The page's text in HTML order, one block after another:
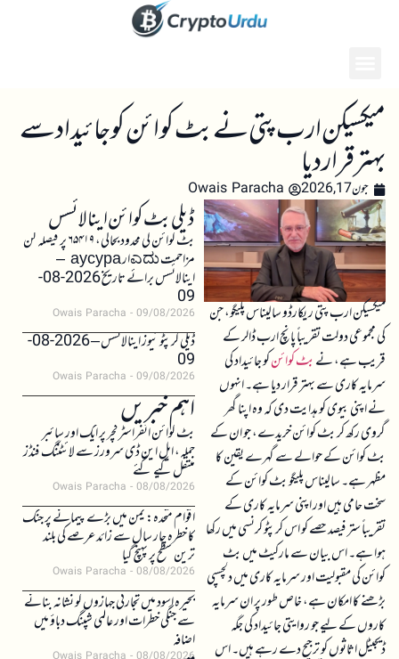
میکسیکن ارب پتی نے بٹ کوائن کو جائیداد سے
بہتر قرار دیا
جون 17, 2026 Owais Paracha
میکسیکن ارب پتی ریکارڈو سالیناس پلیگو، جن
کی مجموعی دولت تقریباً پانچ ارب ڈالر کے
قریب ہے، نےبٹ کوائنکو جائیداد کی
سرمایہ کاری سے بہتر قرار دیا ہے۔ انہوں
نے اپنی بیوی کو ہدایت دی کہ وہ اپنا گھر
گروی رکھ کر بٹ کوائن خریدے، جو ان کے
بٹ کوائن کے حوالے سے گہرے یقین کا
مظہر ہے۔ سالیناس پلیگو بٹ کوائن کے
سخت حامی ہیں اور اپنی سرمایہ کاری کے
تقریباً ستر فیصد حصے کو اس کرپٹو کرنسی میں رکھا
ہوا ہے۔ اس بیان سے مارکیٹ میں بٹ
کوائن کی مقبولیت اور سرمایہ کاری میں دلچسپی
بڑھنے کا امکان ہے، خاص طور پر ان سرمایہ
کاروں کے لیے جو روایتی جائیداد کی جگہ
ڈیجیٹل اثاثوں کو ترجیح دے رہے ہیں۔ اس
ڈیلی بٹ کوائن اینالائسس
بٹ کوائن کی محدود بحالی، ۶۵۴۱۹ پر فیصلہ کن
مزاحمت ಎದುار аусура –
اینالائسس برائے تاریخ 2026-08-
09
Owais Paracha 09/08/2026
ڈیلی کرپٹو نیوز اینالائسس – 2026-08-
09
Owais Paracha 09/08/2026
اہم خبریں
بٹ کوائن انفراسٹرکچر پر ایک اور سائبر
حملہ، ایل این ڈی سرورز سے لائٹننگ فنڈز
منتقل کیے گئے
Owais Paracha 08/08/2026
اقوام متحدہ: یمن میں بڑے پیمانے پر جنگ
کا خطرہ چار سال سے زائد عرصے کی بلند
ترین سطح پر پہنچ گیا
Owais Paracha 08/08/2026
بحیرہ اسود میں تجارتی جہازوں کو نشانہ بنانے
سے جنگی خطرات اور عالمی شپنگ دباؤ میں
اضافہ